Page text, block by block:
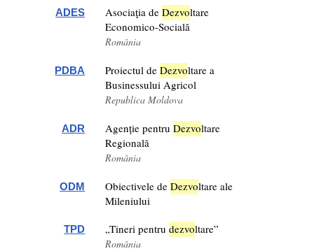
ADES Asociaţia deDezvoltare
Economico-Socială
România
PDBA Proiectul deDezvoltare a
Businessului Agricol
Republica Moldova
ADR Agenție pentruDezvoltare
Regională
România
ODM Obiectivele deDezvoltare ale
Mileniului
TPD „Tineri pentrudezvoltare”
România